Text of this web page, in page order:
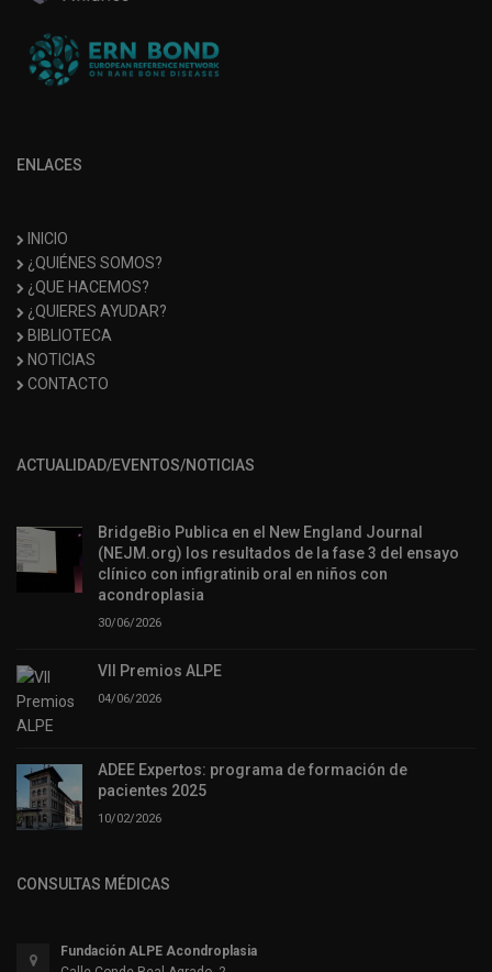
ENLACES
INICIO
¿QUIÉNES SOMOS?
¿QUE HACEMOS?
¿QUIERES AYUDAR?
BIBLIOTECA
NOTICIAS
CONTACTO
ACTUALIDAD/EVENTOS/NOTICIAS
BridgeBio Publica en el New England Journal
(NEJM.org) los resultados de la fase 3 del ensayo
clínico con infigratinib oral en niños con
acondroplasia
30/06/2026
VII Premios ALPE
04/06/2026
ADEE Expertos: programa de formación de
pacientes 2025
10/02/2026
CONSULTAS MÉDICAS
Fundación ALPE Acondroplasia